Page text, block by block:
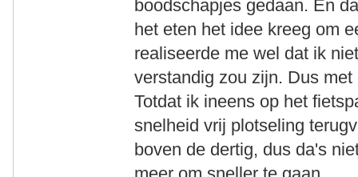
boodschapjes gedaan. En
het eten het idee kreeg om
realiseerde me wel dat ik
verstandig zou zijn. Dus
Totdat ik ineens op het
snelheid vrij plotseling
boven de dertig, dus da's